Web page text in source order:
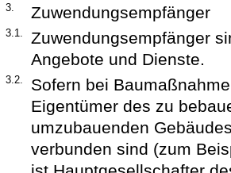
3. Zuwendungsempfänger
3.1.
Zuwendungsempfänger
Angebote und Dienste.
3.2.
Sofern bei
Eigentümer des zu
umzubauenden
verbunden sind (zum